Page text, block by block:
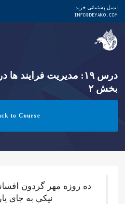
ایمیل پشتیبانی خرید:
INFO@DEYAKO.COM
درس ۱۹: مدیریت فرایند
بخش ۲
to Course
ده روزه مهر گردون
نیکی به جای